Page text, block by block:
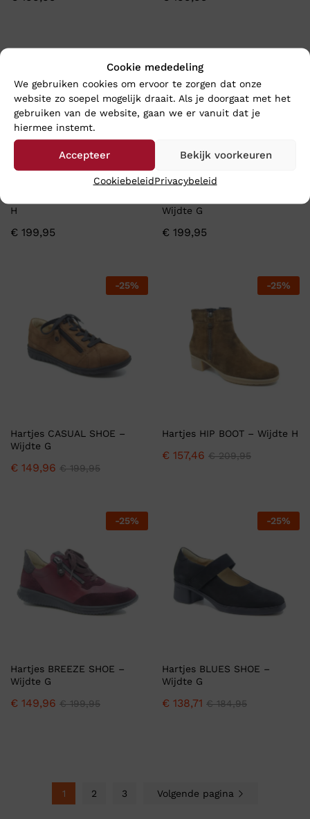
Cookie mededeling
We gebruiken cookies om ervoor te zorgen dat onze
website zo soepel mogelijk draait. Als je doorgaat met het
gebruiken van de website, gaan we er vanuit dat je
hiermee instemt.
Accepteer Bekijk voorkeuren
CookiebeleidPrivacybeleid
H
€ 199,95
Wijdte G
€ 199,95
-25%
Hartjes CASUAL SHOE –
Wijdte G
€ 149,96 €199,95
-25%
Hartjes HIP BOOT – Wijdte H
€ 157,46 €209,95
-25%
Hartjes BREEZE SHOE –
Wijdte G
€ 149,96 €199,95
-25%
Hartjes BLUES SHOE –
Wijdte G
€ 138,71 €184,95
1 2 3 Volgende pagina